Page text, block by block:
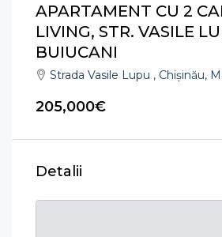
APARTAMENT CU 2
LIVING, STR. VASILE
BUIUCANI
Strada Vasile Lupu , Chișinău,
205,000€
Detalii